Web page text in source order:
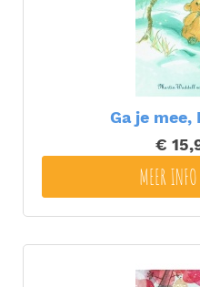
Ga je mee,
€
MEER